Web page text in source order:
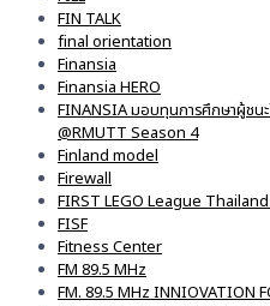
FIN TALK
final orientation
Finansia
Finansia HERO
FINANSIA มอบทุนการศึกษาผู้ชน
@RMUTT Season 4
Finland model
Firewall
FIRST LEGO League
FISF
Fitness Center
FM 89.5 MHz
FM. 89.5 MHz INNIOVATION